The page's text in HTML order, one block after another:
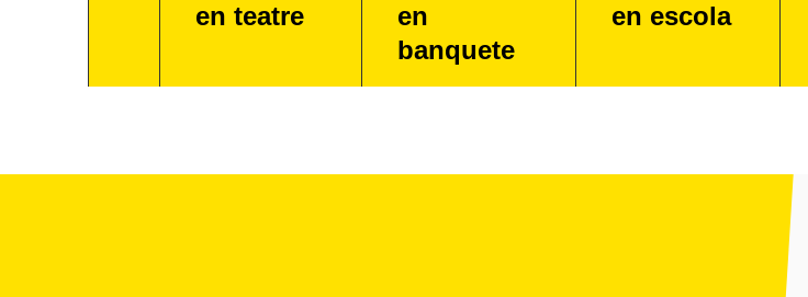
en teatre
en
banquete
en escola